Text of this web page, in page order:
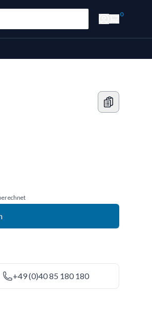
0
+49 (0)40 85 180 180